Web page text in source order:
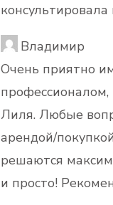
консультировала
Владимир
Очень приятно
Лиля. Любые
арендой/
решаются
и просто!